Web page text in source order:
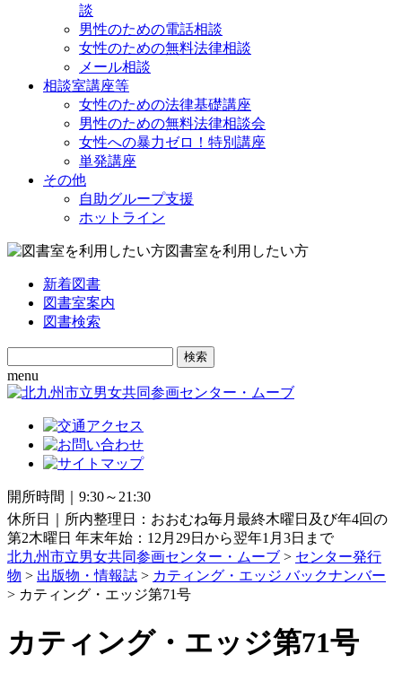
談
男性のための電話相談
女性のための無料法律相談
メール相談
相談室講座等
女性のための法律基礎講座
男性のための無料法律相談会
女性への暴力ゼロ！特別講座
単発講座
その他
自助グループ支援
ホットライン
図書室を利用したい方
新着図書
図書室案内
図書検索
Search
for:
menu
開所時間｜9:30～21:30
休所日｜所内整理日：おおむね毎月最終木曜日及び年4回の
第2木曜日 年末年始：12月29日から翌年1月3日まで
北九州市立男女共同参画センター・ムーブ > センター発行
物 > 出版物・情報誌 > カティング・エッジ バックナンバー
> カティング・エッジ第71号
カティング・エッジ第71号